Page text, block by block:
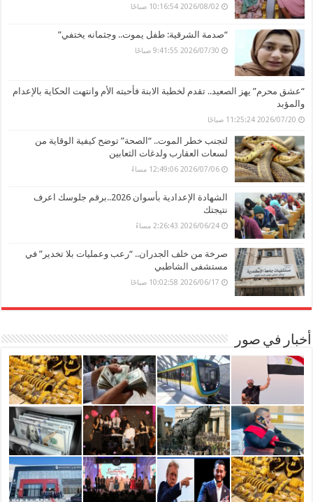
2026/08/02 10:16:54 صباحًا
“صدمة الشرقية: طفل يموت.. وجثمانه يختفي”
2026/07/30 9:41:55 صباحًا
“عشق محرم” يهز الصعيد.. تقدم لخطبة الابنة فأحبته الأم وانتهت الحكاية بالإعدام
والمؤبد
2026/07/20 11:25:24 صباحًا
لتجنب خطر الموت.. “الصحة” توضح كيفية الوقاية من
لسعات العقارب ولدغات الثعابين
2026/07/06 12:49:06 مساءً
الشهادة الإعدادية بأسوان 2026..برقم جلوسك اعرف
نتيجتك
2026/06/24 2:26:43 مساءً
صرخة من خلف الجدران.. “رعب وعمليات بلا تخدير” في
مستشفى الشاطبي
2026/06/17 10:02:58 صباحًا
أخبار في صور